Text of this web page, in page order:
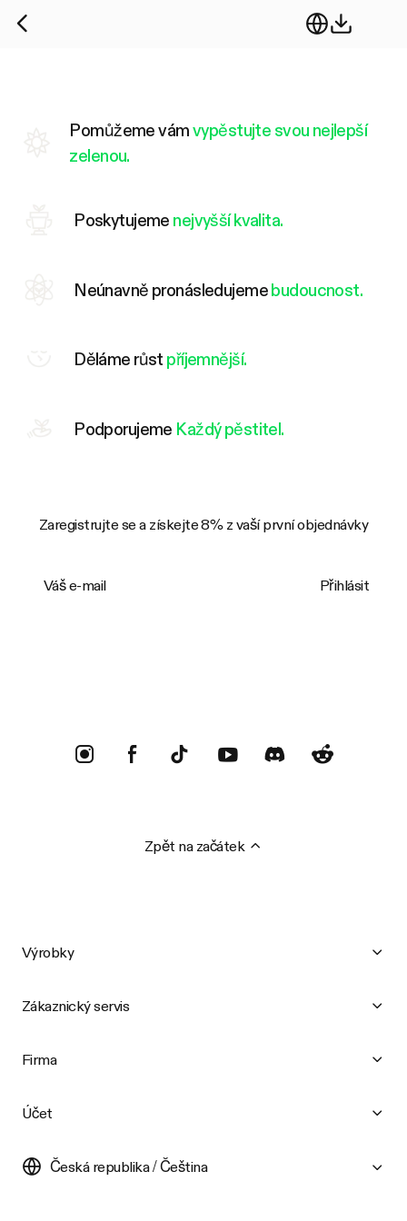
Pomůžeme vámvypěstujte svou nejlepší
zelenou.
Poskytujeme nejvyšší kvalita.
Neúnavně pronásledujemebudoucnost.
Děláme růst příjemnější.
Podporujeme Každý pěstitel.
Zaregistrujte se a získejte 8% z vaší první objednávky
Přihlásit
Zpět na začátek
Výrobky
Zákaznický servis
Firma
Účet
Česká republika / Čeština